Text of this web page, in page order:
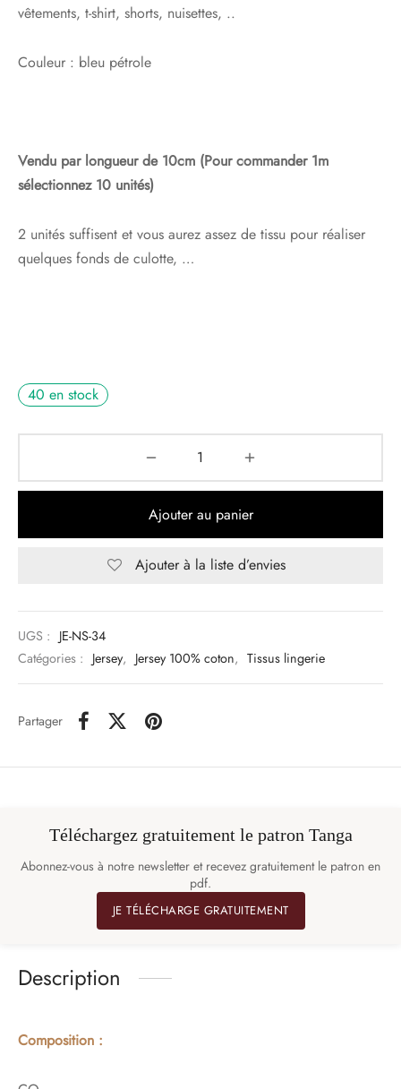
vêtements, t-shirt, shorts, nuisettes, ..
Couleur : bleu pétrole
Vendu par longueur de 10cm (Pour commander 1m
sélectionnez 10 unités)
2 unités suffisent et vous aurez assez de tissu pour réaliser
quelques fonds de culotte, …
40 en stock
Ajouter au panier
Ajouter à la liste d’envies
UGS : JE-NS-34
Catégories : Jersey, Jersey 100% coton, Tissus lingerie
Partager
Téléchargez gratuitement le patron Tanga
Abonnez-vous à notre newsletter et recevez gratuitement le patron en
pdf.
JE TÉLÉCHARGE GRATUITEMENT
Description
Composition :